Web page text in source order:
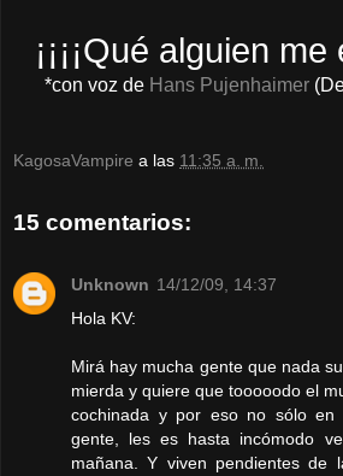
¡¡¡¡Qué alguien
*con voz de Hans Pujenhaimer
KagosaVampire a las 11:35 a. m.
15 comentarios:
Unknown 14/12/09, 14:37
Hola KV:
Mirá hay mucha gente que nada
mierda y quiere que tooooodo el
cochinada y por eso no sólo en
gente, les es hasta incómodo
mañana. Y viven pendientes de